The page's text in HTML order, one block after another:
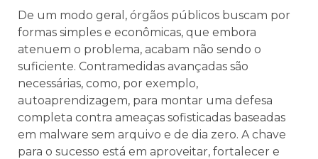
De um modo geral, órgãos públicos buscam por
formas simples e econômicas, que embora
atenuem o problema, acabam não sendo o
suficiente. Contramedidas avançadas são
necessárias, como, por exemplo,
autoaprendizagem, para montar uma defesa
completa contra ameaças sofisticadas baseadas
em malware sem arquivo e de dia zero. A chave
para o sucesso está em aproveitar, fortalecer e